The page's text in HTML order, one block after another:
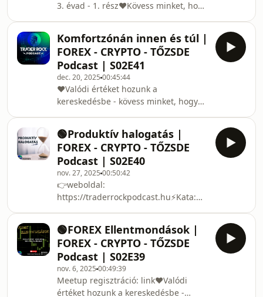
tapasztalattal rendelkezik, megosztja
rendkívüli útját a decemberi Euro
Trading Cup versenyen elért top 3
helyezéséről. A több mint 200
résztvevős mezőnyben az
3. évad - 1. rész❤️Kövess minket, hogy
traderrockpodcast@gmail.com👉
weboldal:
https://traderrockpodcast.hu⚡Kata:
https://tradertrainer.hu⚡István:
https://tradingbox.hu
Komfortzónán innen és túl |
FOREX - CRYPTO - TŐZSDE
Podcast | S02E41
dec. 20, 2025 00:45:44
❤️Valódi értéket hozunk a
kereskedésbe - kövess minket, hogy
traderrockpodcast@gmail.com👉
weboldal:
https://traderrockpodcast.hu⚡Kata:
https://tradertrainer.hu⚡István:
https://tradingbox.hu Kövessétek a
Trader Rock podcastet:Instagram:
https://www.instagram.com/trader.rock.podcast/
#forex #kereskedés #podcast
#magyarpodcast #crypto
#mentálisfelkészülés
🟢Produktív halogatás |
FOREX - CRYPTO - TŐZSDE
Podcast | S02E40
nov. 27, 2025 00:50:42
👉weboldal:
https://traderrockpodcast.hu⚡Kata:
🟢FOREX Ellentmondások |
FOREX - CRYPTO - TŐZSDE
Podcast | S02E39
nov. 6, 2025 00:49:39
Meetup regisztráció: link❤️Valódi
értéket hozunk a kereskedésbe -